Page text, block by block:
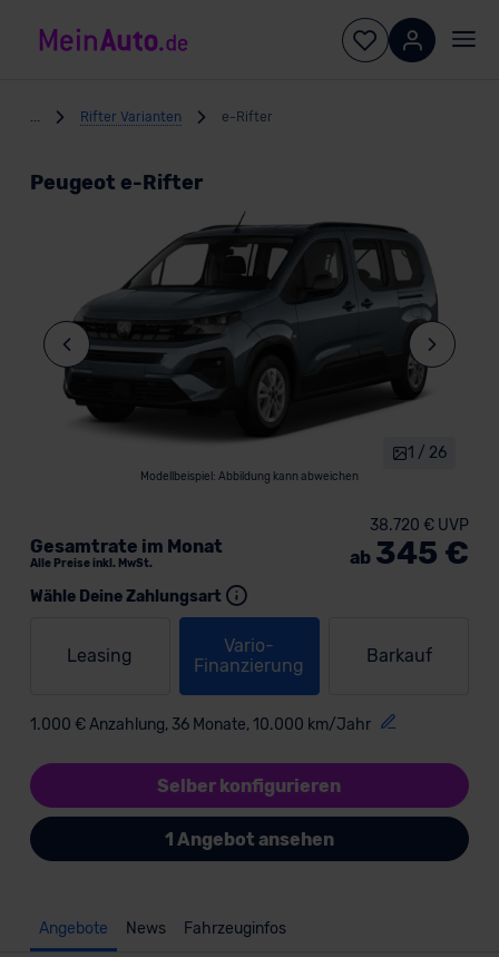
Rifter Varianten e-Rifter
Peugeot e-Rifter
Modellbeispiel: Abbildung kann abweichen
1 / 26
Wähle Deine Zahlungsart
Leasing
Vario-
Finanzierung
Barkauf
1.000 € Anzahlung, 36 Monate, 10.000 km/Jahr
Gesamtrate im Monat
Alle Preise inkl. MwSt.
38.720 € UVP
ab 345 €
Selber konfigurieren
1 Angebot ansehen
Angebote News Fahrzeuginfos